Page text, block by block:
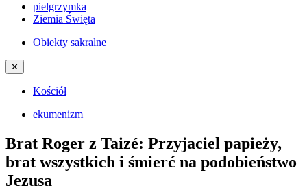
pielgrzymka
Ziemia Święta
Obiekty sakralne
✕
Kościół
ekumenizm
Brat Roger z Taizé: Przyjaciel papieży,
brat wszystkich i śmierć na podobieństwo
Jezusa